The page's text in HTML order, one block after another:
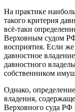
На практике
такого критерия
всё-таки
Верховным судом
восприятия. Если
давностное
давностного
собственником
Однако,
владения,
Верховного суда